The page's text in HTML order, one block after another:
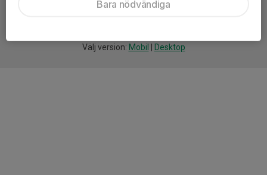
Välj version: Mobil Desktop
Bara nödvändiga